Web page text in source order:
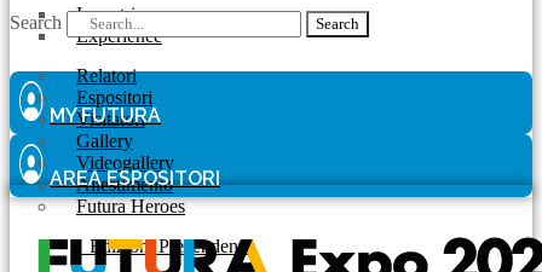
Incontri
Experience
Relatori
Espositori
Visitatori
Gallery
Videogallery
Allestimento
Futura Heroes
| Edizioni Precendenti
Search Search
MY FUTURA
AREA ESPOSITORI